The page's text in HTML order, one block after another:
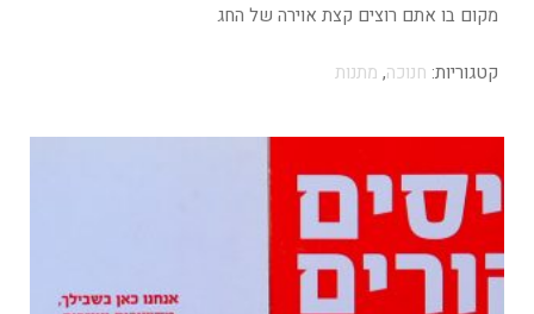
מקום בו אתם רוצים קצת אוירה של החג
קטגוריות: חנוכה, מתנות